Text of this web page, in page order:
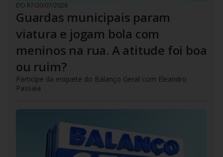
DO R7/20/07/2026
Guardas municipais param
viatura e jogam bola com
meninos na rua. A atitude foi boa
ou ruim?
Participe da enquete do Balanço Geral com Eleandro
Passaia